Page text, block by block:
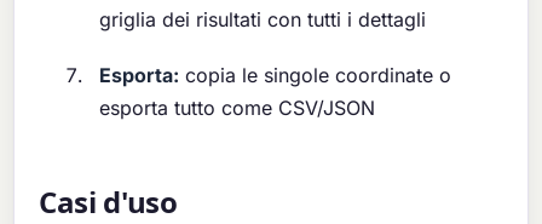
griglia dei risultati con tutti i dettagli
Esporta: copia le singole coordinate o
esporta tutto come CSV/JSON
Casi d'uso